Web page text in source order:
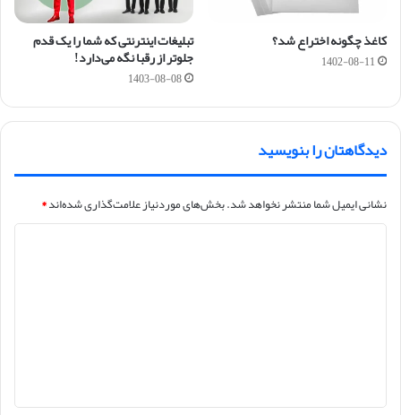
کاغذ چگونه اختراع شد؟
1402-08-11
تبلیغات اینترنتی که شما را یک قدم
جلوتر از رقبا نگه می‌دارد!
1403-08-08
دیدگاهتان را بنویسید
نشانی ایمیل شما منتشر نخواهد شد.بخش‌های موردنیاز علامت‌گذاری شده‌اند*